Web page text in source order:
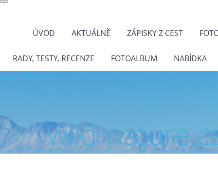
ÚVOD AKTUÁLNĚ ZÁPISKY Z CEST
RADY, TESTY, RECENZE FOTOALBUM NABÍDKA
wild-